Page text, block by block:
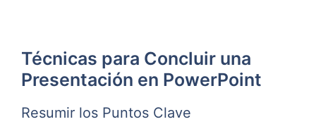
Técnicas para Concluir una
Presentación en PowerPoint
Resumir los Puntos Clave